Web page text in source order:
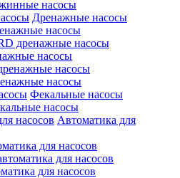
насосы
Дренажные насосы
насосы
дренажные насосы
насосы
насосы
насосы
Фекальные насосы
насосы
Автоматика для
для насосов
для насосов
для насосов